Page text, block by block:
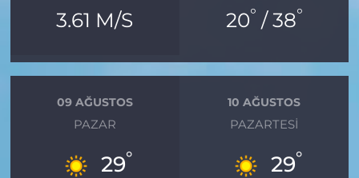
3.61 M/S 20° / 38°
09 AĞUSTOS
PAZAR
29°
10 AĞUSTOS
PAZARTESI
29°